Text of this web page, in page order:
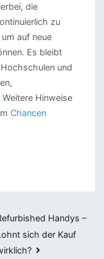
die
zu
auf neue
Es bleibt
und
Hinweise
Chancen
Handys –
sich der Kauf